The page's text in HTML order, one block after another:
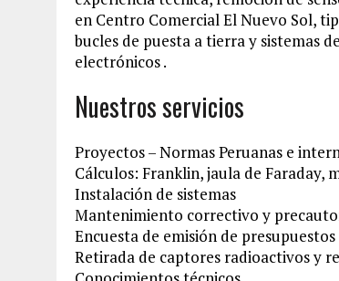
en Centro Comercial El Nuevo Sol,
bucles de puesta a tierra y sistemas
electrónicos .
Nuestros servicios
Proyectos – Normas Peruanas e
Cálculos: Franklin, jaula de Faraday,
Instalación de sistemas
Mantenimiento correctivo y
Encuesta de emisión de presupuestos
Retirada de captores radioactivos y